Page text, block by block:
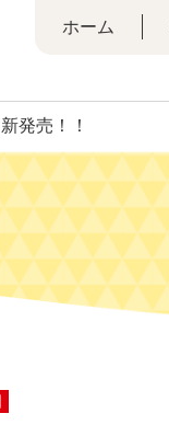
ホーム
発売！！